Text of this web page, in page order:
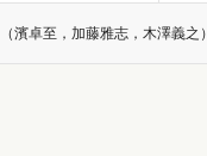
濱卓至，加藤雅志，木澤義之）